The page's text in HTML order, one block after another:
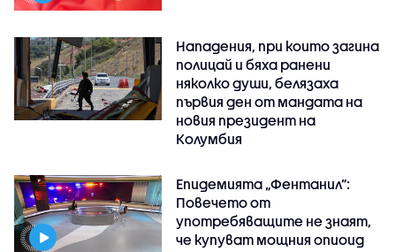
Нападения, при които загина
полицай и бяха ранени
няколко души, белязаха
първия ден от мандата на
новия президент на
Колумбия
Епидемията „Фентанил”:
Повечето от
употребяващите не знаят,
че купуват мощния опиоид